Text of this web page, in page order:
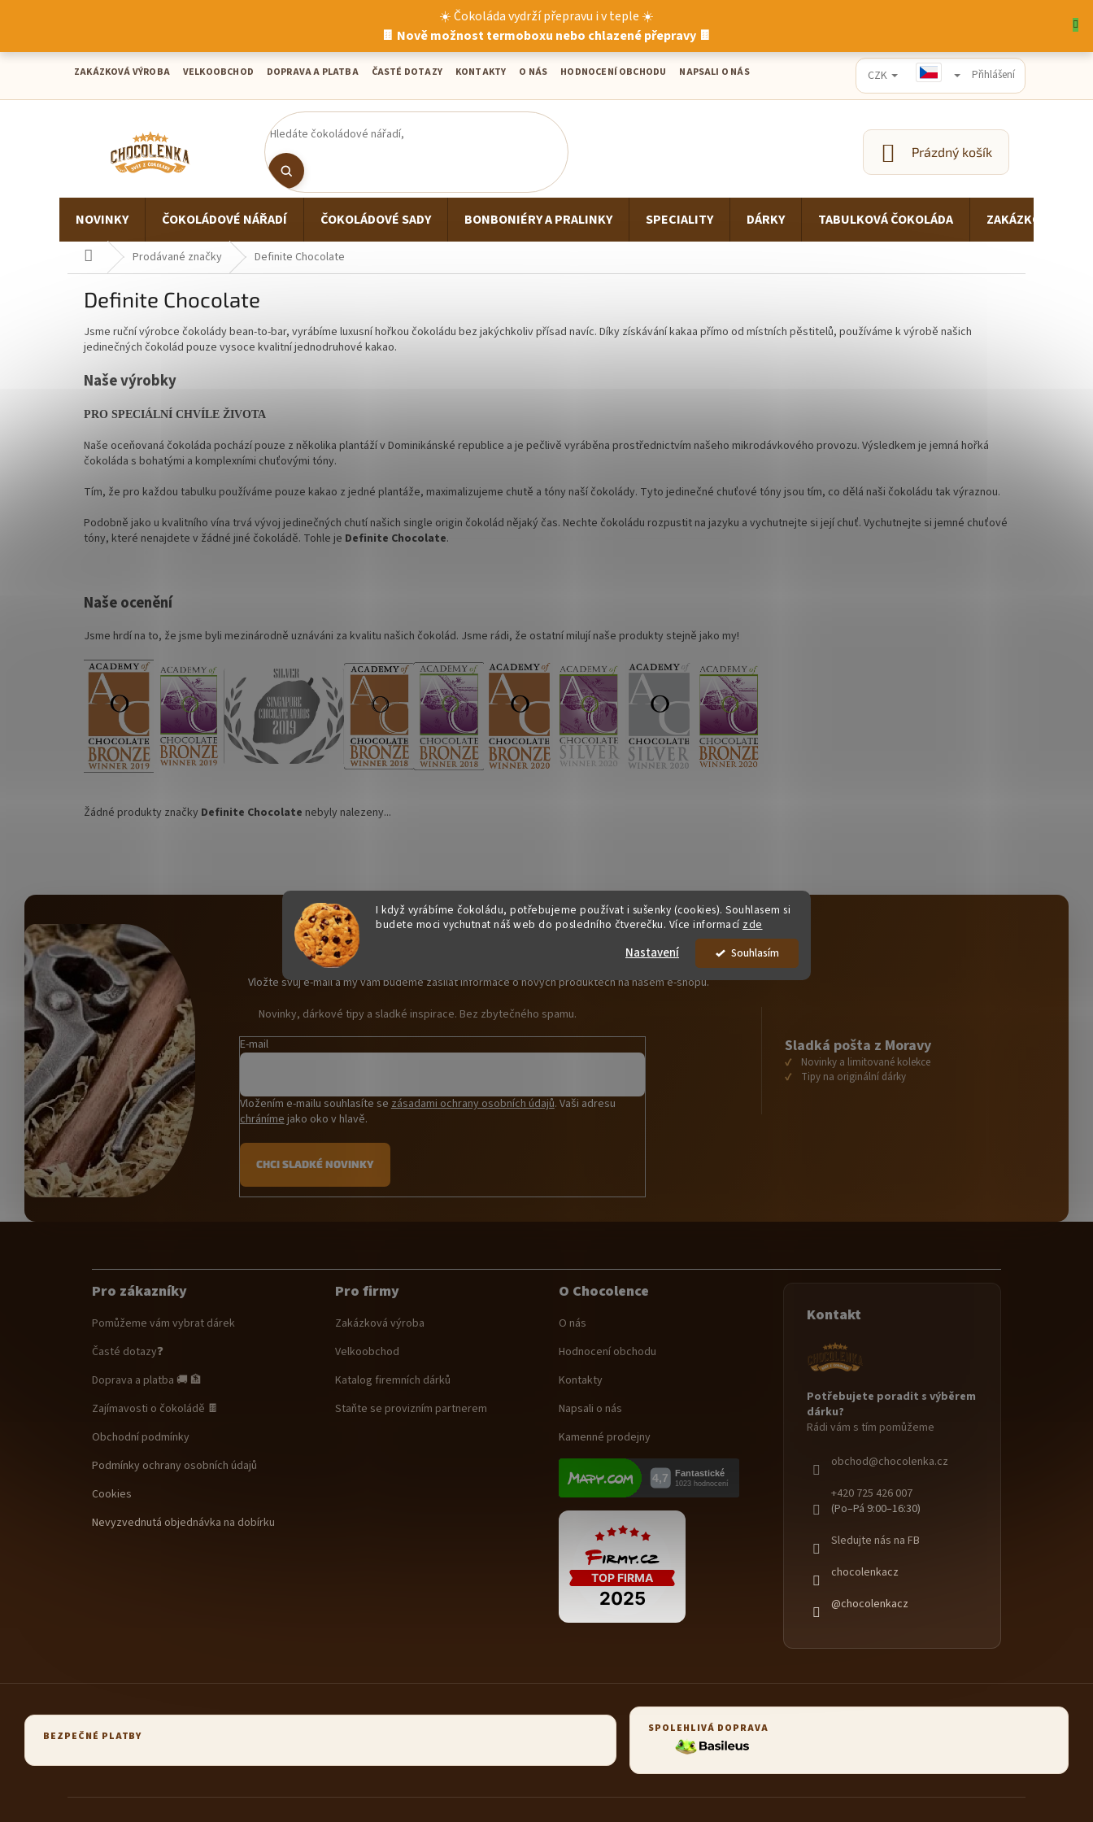
I když vyrábíme čokoládu, potřebujeme používat i sušenky (cookies). Souhlasem si
budete moci vychutnat náš web do posledního čtverečku. Více informací zde
Souhlasím
Nastavení
☀️ Čokoláda vydrží přepravu i v teple ☀️
🍫 Nově možnost termoboxu nebo chlazené přepravy 🍫
ZAKÁZKOVÁ VÝROBA VELKOOBCHOD DOPRAVA A PLATBA ČASTÉ DOTAZY KONTAKTY O NÁS HODNOCENÍ OBCHODU NAPSALI O NÁS CZK Přihlášení
NÁKUPNÍ
KOŠÍK
Prázdný košík
NOVINKY ČOKOLÁDOVÉ NÁŘADÍ ČOKOLÁDOVÉ SADY BONBONIÉRY A PRALINKY SPECIALITY DÁRKY TABULKOVÁ ČOKOLÁDA ZAKÁZKOVÁ
Domů Prodávané značky Definite Chocolate
Definite Chocolate
Jsme ruční výrobce čokolády bean-to-bar, vyrábíme luxusní hořkou čokoládu bez jakýchkoliv přísad navíc. Díky získávání kakaa přímo od místních pěstitelů, používáme k výrobě našich
jedinečných čokolád pouze vysoce kvalitní jednodruhové kakao.
Naše výrobky
PRO SPECIÁLNÍ CHVÍLE ŽIVOTA
Naše oceňovaná čokoláda pochází pouze z několika plantáží v Dominikánské republice a je pečlivě vyráběna prostřednictvím našeho mikrodávkového provozu. Výsledkem je jemná hořká
čokoláda s bohatými a komplexními chuťovými tóny.
Tím, že pro každou tabulku používáme pouze kakao z jedné plantáže, maximalizujeme chutě a tóny naší čokolády. Tyto jedinečné chuťové tóny jsou tím, co dělá naši čokoládu tak výraznou.
Podobně jako u kvalitního vína trvá vývoj jedinečných chutí našich single origin čokolád nějaký čas. Nechte čokoládu rozpustit na jazyku a vychutnejte si její chuť. Vychutnejte si jemné chuťové
tóny, které nenajdete v žádné jiné čokoládě. Tohle je Definite Chocolate.
Naše ocenění
Jsme hrdí na to, že jsme byli mezinárodně uznáváni za kvalitu našich čokolád. Jsme rádi, že ostatní milují naše produkty stejně jako my!
Žádné produkty značky Definite Chocolate nebyly nalezeny...
Odebírat newsletter
Vložte svůj e-mail a my vám budeme zasílat informace o nových produktech na našem e-shopu.
Novinky, dárkové tipy a sladké inspirace. Bez zbytečného spamu.
E-mail
Vložením e-mailu souhlasíte se zásadami ochrany osobních údajů. Vaši adresu
chráníme jako oko v hlavě.
CHCI SLADKÉ NOVINKY
Sladká pošta z Moravy
Novinky a limitované kolekce
Tipy na originální dárky
Pro zákazníky
Pomůžeme vám vybrat dárek
Časté dotazy❓
Doprava a platba 🚚 🏦
Zajímavosti o čokoládě 🍫
Obchodní podmínky
Podmínky ochrany osobních údajů
Cookies
Nevyzvednutá objednávka na dobírku
Pro firmy
Zakázková výroba
Velkoobchod
Katalog firemních dárků
Staňte se provizním partnerem
O Chocolence
O nás
Hodnocení obchodu
Kontakty
Napsali o nás
Kamenné prodejny
Kontakt
Potřebujete poradit s výběrem
dárku?
Rádi vám s tím pomůžeme
obchod@chocolenka.cz
+420 725 426 007
(Po–Pá 9:00–16:30)
Sledujte nás na FB
chocolenkacz
@chocolenkacz
BEZPEČNÉ PLATBY
SPOLEHLIVÁ DOPRAVA